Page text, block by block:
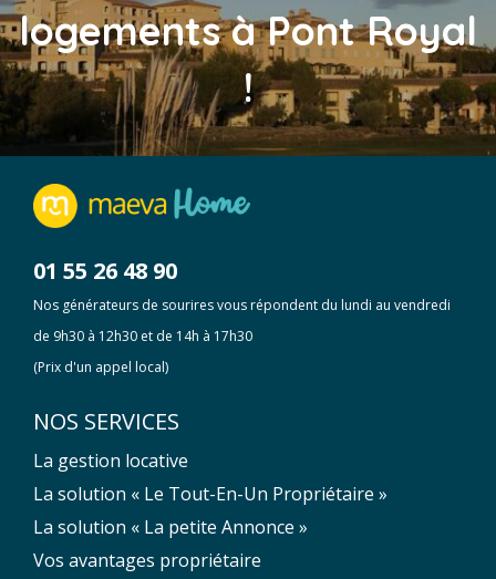
logements àPont Royal
!
01 55 26 48 90
Nos générateurs de sourires vous répondent du lundi au vendredi
de 9h30 à 12h30 et de 14h à 17h30
(Prix d'un appel local)
NOS SERVICES
La gestion locative
La solution « Le Tout-En-Un Propriétaire »
La solution « La petite Annonce »
Vos avantages propriétaire